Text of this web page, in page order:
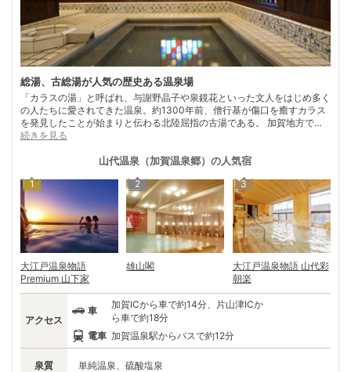
総湯、古総湯が人気の歴史ある温泉場
「カラスの湯」と呼ばれ、与謝野晶子や泉鏡花といった文人をはじめ多く
の人たちに愛されてきた温泉。約1300年前、僧行基が傷口を癒すカラス
を発見したことが始まりと伝わる北陸屈指の古湯である。 加賀地方で
は、共同浴場のことを「総湯」と呼ぶとか。総湯「浴殿」の周りは「湯の
再現した「古総湯」は、源泉かけ流しの入浴が体験できる。 古総湯を囲
「浴殿」から伸びる商店街には土産物屋などが建ち並び温泉情緒を高め
る。
続きを見る
山代温泉（加賀温泉郷） の人気宿
1
大江戸温泉物語
Premium 山下家
2
雄山閣
3
大江戸温泉物語 山代彩
朝楽
泉質 単純温泉、硫酸塩泉
アクセス
車
加賀ICから車で約14分、片山津ICか
ら車で約18分
電車 加賀温泉駅からバスで約12分